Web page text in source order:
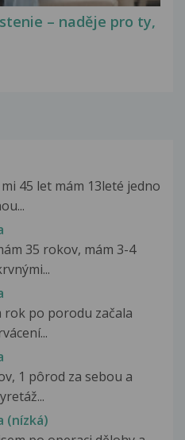
– naděje pro ty,
45 let mám 13leté jedno
35 rokov, mám 3-4
rok po porodu začala
1 pôrod za sebou a
(nízká)